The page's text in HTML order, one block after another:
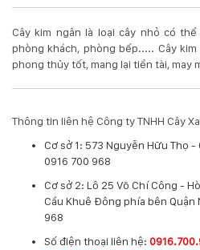
LIÊN
HỆ
Hotline
0931.914.968
hoasenvietdn@gmail.com
Cây kim ngân là loại cây nhỏ có
phòng khách, phòng bếp..... Cây
phong thủy tốt, mang lại tiền tài, may
Thông tin liên hệ Công ty TNHH Cây
Cơ sở 1: 573 Nguyễn Hữu Thọ -
0916 700 968
Cơ sở 2: Lô 25 Võ Chí Công -
Cầu Khuê Đông phía bên Quận
968
​Số điện thoại liên hệ: